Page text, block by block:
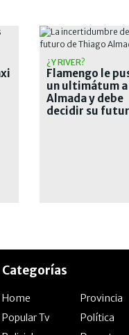
¿Y RIVER?
Flamengo le
un ultimátum a
Almada y debe
decidir su
Categorías
Home
Provincia
Popular Tv
Política